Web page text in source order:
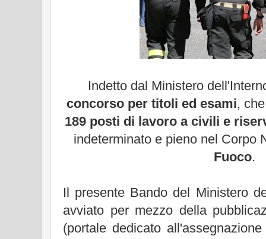
Indetto dal Ministero
concorso per titoli ed esami,
189 posti di lavoro a civili e
indeterminato e pieno nel Corpo
Fuoco.
Il presente Bando del Ministero
avviato per mezzo della
(portale dedicato